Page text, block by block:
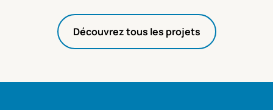
Découvrez tous les projets